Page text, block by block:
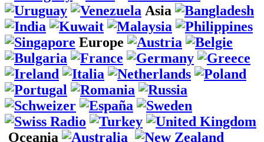
Asia
Europe
Oceania